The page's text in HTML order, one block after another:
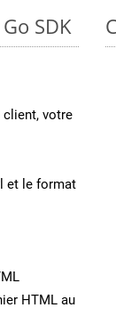
SDK
client, votre
et le format
HTML au